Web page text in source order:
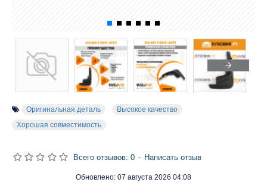
Оригинальная деталь
Высокое качество
Хорошая совместимость
Обновлено: 07 августа 2026 04:08
Всего отзывов: 0 - Написать отзыв